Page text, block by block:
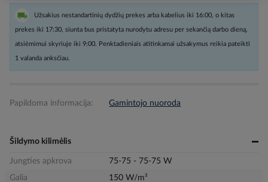
Užsakius nestandartinių dydžių prekes arba kabelius iki 16:00, o kitas
prekes iki 17:30, siunta bus pristatyta nurodytu adresu per sekančią darbo dieną,
atsiėmimui skyriuje iki 9:00. Penktadieniais atitinkamai užsakymus reikia pateikti
1 valanda anksčiau.
Papildoma informacija: Gamintojo nuoroda
Šildymo kilimėlis
Jungties apkrova
75-75 - 75-75 W
Galia
150 W/m²